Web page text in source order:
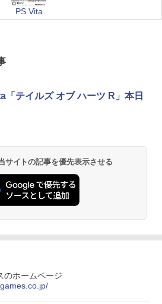
PS Vita
「テイルズ オブ ハーツ R」本日
サイトの記事を優先表示させる
のホームページ